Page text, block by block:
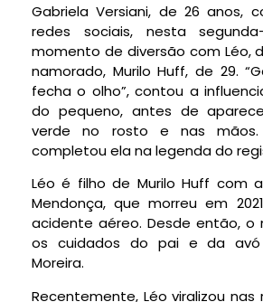
Gabriela Versiani, de 26 anos,
redes sociais, nesta
momento de diversão com Léo,
namorado, Murilo Huff, de 29.
fecha o olho”, contou a
do pequeno, antes de
verde no rosto e nas mãos.
completou ela na legenda do
Léo é filho de Murilo Huff com
Mendonça, que morreu em
acidente aéreo. Desde então, o
os cuidados do pai e da avó
Moreira.
Recentemente, Léo viralizou nas